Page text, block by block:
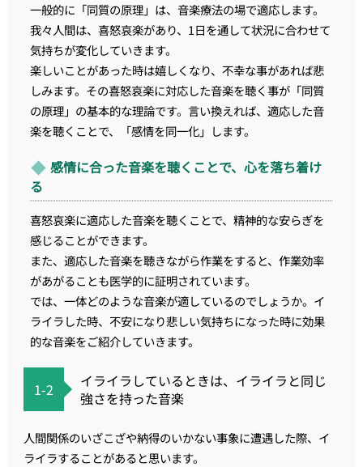
一般的に「同質の原理」は、音楽療法の場で適応します。
我々人間は、喜怒哀楽があり、1日を通して状況に合わせて
気持ちが変化していきます。
楽しいことがあった時は嬉しくなり、不幸な事があれば悲
しみます。その喜怒哀楽に対応した音楽を聴く事が「同質
の原理」の基本的な理論です。言い換えれば、適応した音
楽を聴くことで、「感情を同一化」します。
感情に合った音楽を聴くことで、心を落ち着け
る
喜怒哀楽に適応した音楽を聴くことで、精神的な安らぎを
感じることができます。
また、適応した音楽を聴きながら作業をすると、作業効率
があがることも医学的に証明されています。
では、一体どのような音楽が適しているのでしょうか。イ
ライラした時、不安になり悲しい気持ちになった時に効果
的な音楽をご紹介していきます。
1-2
イライラしているときは、イライラと同じ
強さを持った音楽
人間関係のいざこざや納得のいかない事象に遭遇した際、イ
ライラすることがあると思います。